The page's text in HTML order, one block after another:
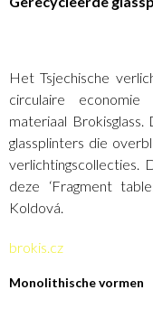
Het Tsjechische
circulaire
materiaal
glassplinters die
verlichtingscollecties.
deze ‘Fragment
Koldová.
brokis.cz
Monolithische vormen